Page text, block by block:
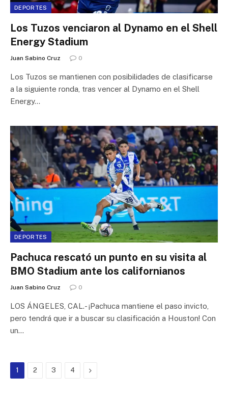
DEPORTES
Los Tuzos venciaron al Dynamo en el Shell
Energy Stadium
Juan Sabino Cruz 0
Los Tuzos se mantienen con posibilidades de clasificarse
a la siguiente ronda, tras vencer al Dynamo en el Shell
Energy…
DEPORTES
Pachuca rescató un punto en su visita al
BMO Stadium ante los californianos
Juan Sabino Cruz 0
LOS ÁNGELES, CAL.- ¡Pachuca mantiene el paso invicto,
pero tendrá que ir a buscar su clasificación a Houston! Con
un…
1 2 3 4 Next